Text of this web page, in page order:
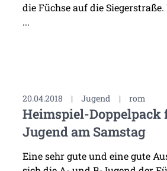
die Füchse auf die
...
20.04.2018 | Jugend | rom
Heimspiel-Doppelpack
Jugend am Samstag
Eine sehr gute und eine gute